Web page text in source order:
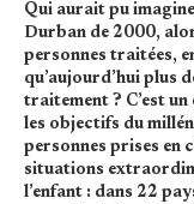
Qui aurait pu
Durban de 2000,
personnes traitées,
qu’aujourd’hui plus
traitement ? C’est
les objectifs du
personnes prises en
situations
l’enfant : dans 22